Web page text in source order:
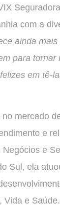
com a
ainda
para
em tê-
mercado
e
e
Sul, ela
Vida e Saúde.